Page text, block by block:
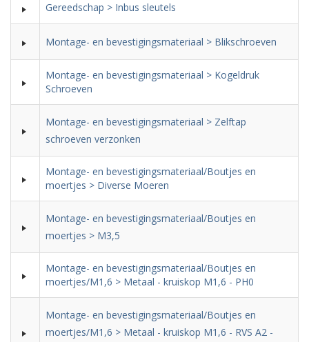
Gereedschap > Inbus sleutels
Montage- en bevestigingsmateriaal > Blikschroeven
Montage- en bevestigingsmateriaal > Kogeldruk
Schroeven
Montage- en bevestigingsmateriaal > Zelftap
schroeven verzonken
Montage- en bevestigingsmateriaal/Boutjes en
moertjes > Diverse Moeren
Montage- en bevestigingsmateriaal/Boutjes en
moertjes > M3,5
Montage- en bevestigingsmateriaal/Boutjes en
moertjes/M1,6 > Metaal - kruiskop M1,6 - PH0
Montage- en bevestigingsmateriaal/Boutjes en
moertjes/M1,6 > Metaal - kruiskop M1,6 - RVS A2 -